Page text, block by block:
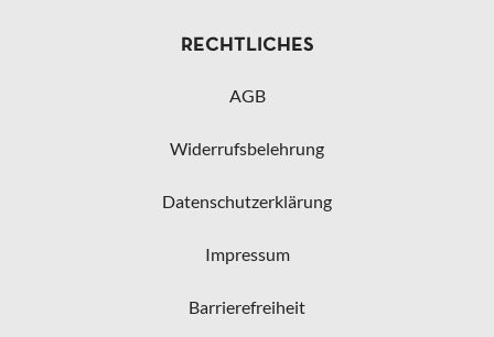
RECHTLICHES
AGB
Widerrufsbelehrung
Datenschutzerklärung
Impressum
Barrierefreiheit